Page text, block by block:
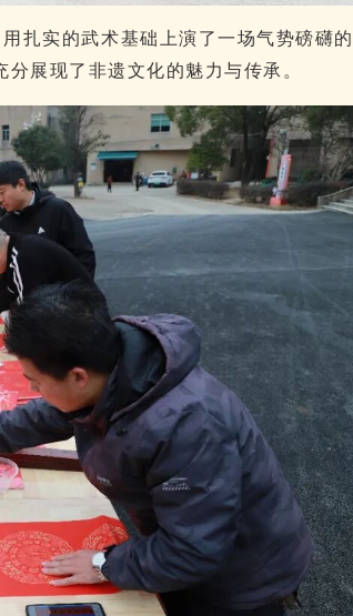
扎实的武术基础上演了一场气势磅礴的
展现了非遗文化的魅力与传承。